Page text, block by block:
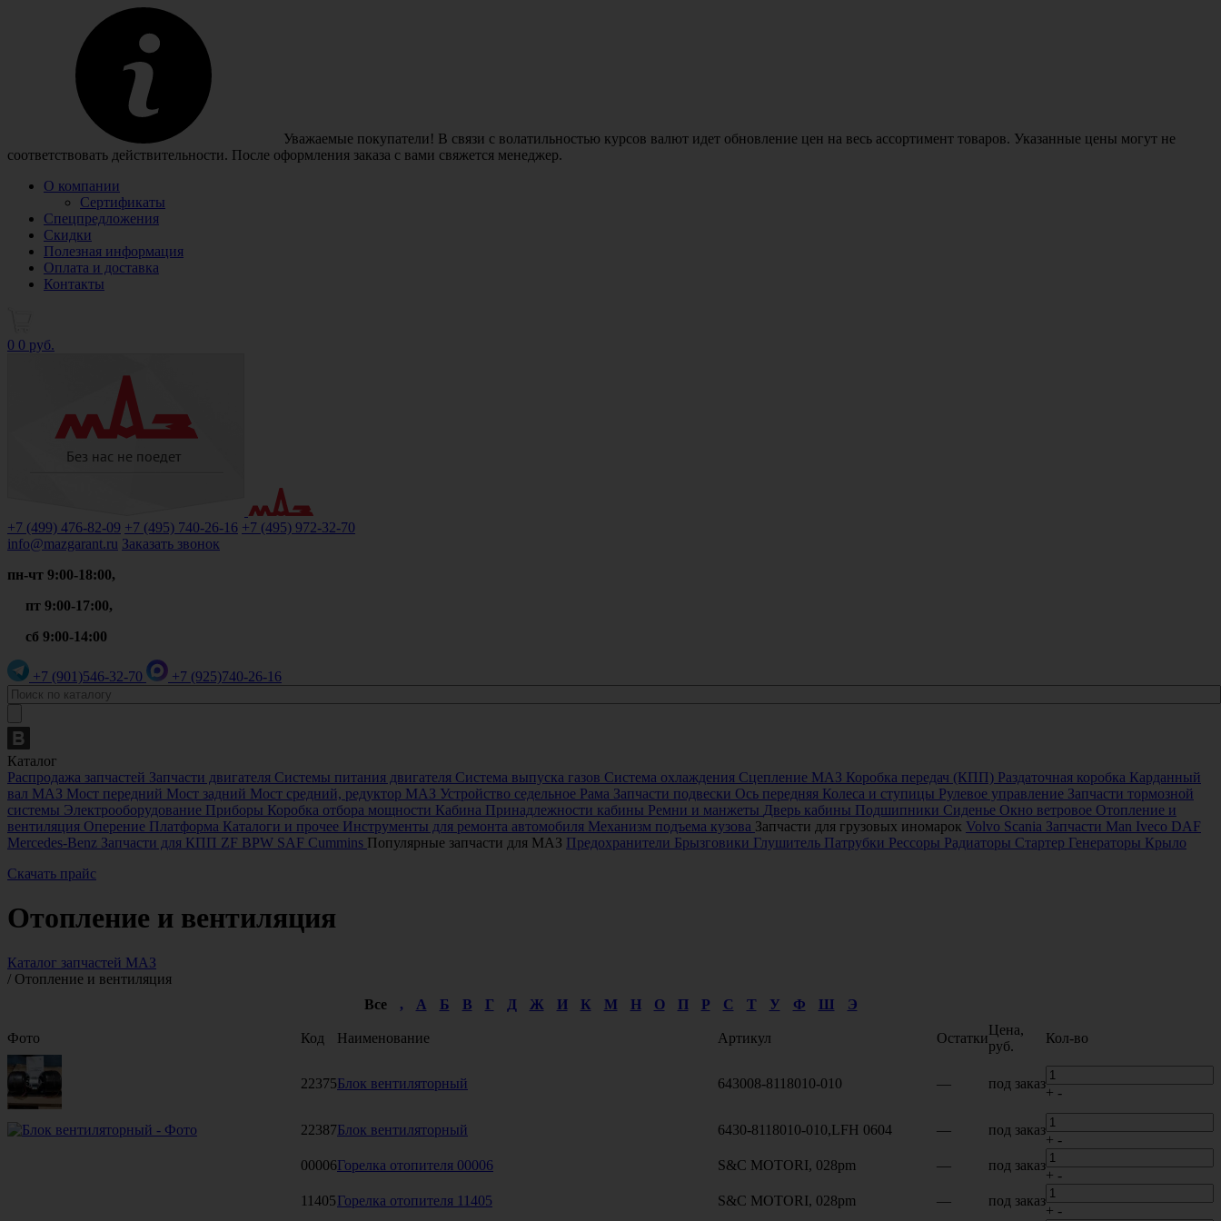
Уважаемые покупатели! В связи с волатильностью курсов валют идет обновление цен на весь ассортимент товаров. Указанные цены могут не
соответствовать действительности. После оформления заказа с вами свяжется менеджер.
О компании
Сертификаты
Спецпредложения
Скидки
Полезная информация
Оплата и доставка
Контакты
0 0 руб.
+7 (499) 476-82-09 +7 (495) 740-26-16 +7 (495) 972-32-70
info@mazgarant.ru Заказать звонок
пн-чт 9:00-18:00,
пт 9:00-17:00,
сб 9:00-14:00
+7 (901)546-32-70 +7 (925)740-26-16
Каталог
Распродажа запчастей Запчасти двигателя Системы питания двигателя Система выпуска газов Система охлаждения Сцепление МАЗ Коробка передач (КПП) Раздаточная коробка Карданный
вал МАЗ Мост передний Мост задний Мост средний, редуктор МАЗ Устройство седельное Рама Запчасти подвески Ось передняя Колеса и ступицы Рулевое управление Запчасти тормозной
системы Электрооборудование Приборы Коробка отбора мощности Кабина Принадлежности кабины Ремни и манжеты Дверь кабины Подшипники Сиденье Окно ветровое Отопление и
вентиляция Оперение Платформа Каталоги и прочее Инструменты для ремонта автомобиля Механизм подъема кузова Запчасти для грузовых иномарок Volvo Scania Запчасти Man Iveco DAF
Mercedes-Benz Запчасти для КПП ZF BPW SAF Cummins Популярные запчасти для МАЗ Предохранители Брызговики Глушитель Патрубки Рессоры Радиаторы Стартер Генераторы Крыло
Скачать прайс
Отопление и вентиляция
Каталог запчастей МАЗ
/ Отопление и вентиляция
Все
, А Б В Г Д Ж И К М Н О П Р С Т У Ф Ш Э
Фото Код Наименование Артикул Остатки
Цена,
руб.
Кол-во
22375Блок вентиляторный 643008-8118010-010 — под заказ
+ -
22387Блок вентиляторный 6430-8118010-010,LFH 0604 — под заказ
+ -
00006Горелка отопителя 00006 S&C MOTORI, 028pm — под заказ
+ -
11405Горелка отопителя 11405 S&C MOTORI, 028pm — под заказ
+ -